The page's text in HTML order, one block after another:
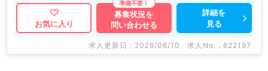
お気に入り
募集状況を
問い合わせる
詳細を
見る
求人更新日 : 2026/06/10 求人No. : 622197